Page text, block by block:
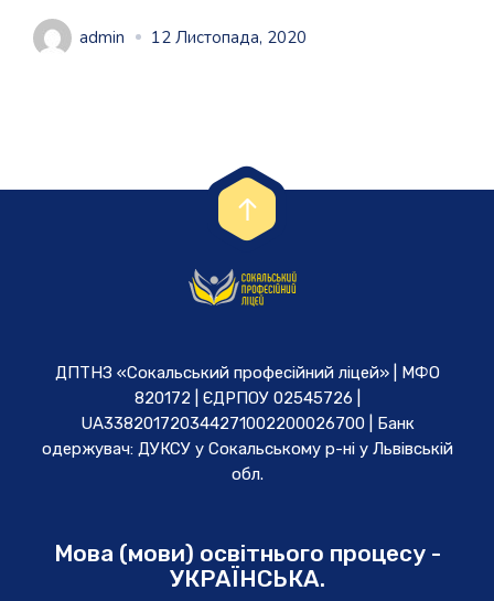
admin 12 Листопада, 2020
ДПТНЗ «Сокальський професійний ліцей» | МФО
820172 | ЄДРПОУ 02545726 |
UA338201720344271002200026700 | Банк
одержувач: ДУКСУ у Cокальському р-ні у Львівській
обл.
Мова (мови) освітнього процесу -
УКРАЇНСЬКА.